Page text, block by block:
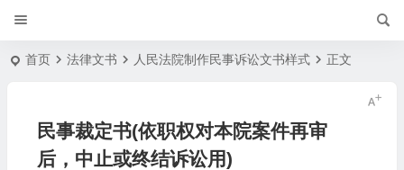
首页 法律文书 人民法院制作民事诉讼文书样式 正文
民事裁定书(依职权对本院案件再审
后，中止或终结诉讼用)